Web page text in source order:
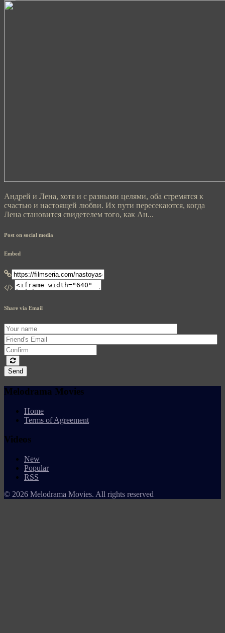
Андрей и Лена, хотя и с разными целями, оба стремятся к
счастью и настоящей любви. Их пути пересекаются, когда
Лена становится свидетелем того, как Ан...
Post on social media
Embed
Share via Email
Send
Melodrama Movies
Home
Terms of Agreement
Videos
New
Popular
RSS
© 2026 Melodrama Movies. All rights reserved